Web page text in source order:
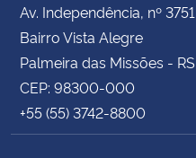
Av. Independência, nº 3751
Bairro Vista Alegre
Palmeira das Missões - RS
CEP: 98300-000
+55 (55) 3742-8800